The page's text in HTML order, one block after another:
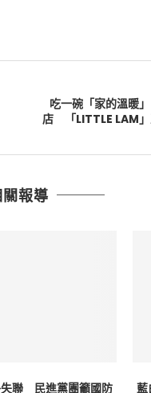
吃一碗「家的溫暖
店 「LITTLE LAM」
報導
聯 民進黨團籲國防
藍